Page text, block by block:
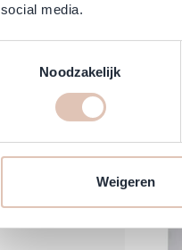
social media.
Noodzakelijk
Weigeren
-19%